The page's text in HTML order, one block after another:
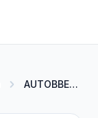
AUTOBBENZ